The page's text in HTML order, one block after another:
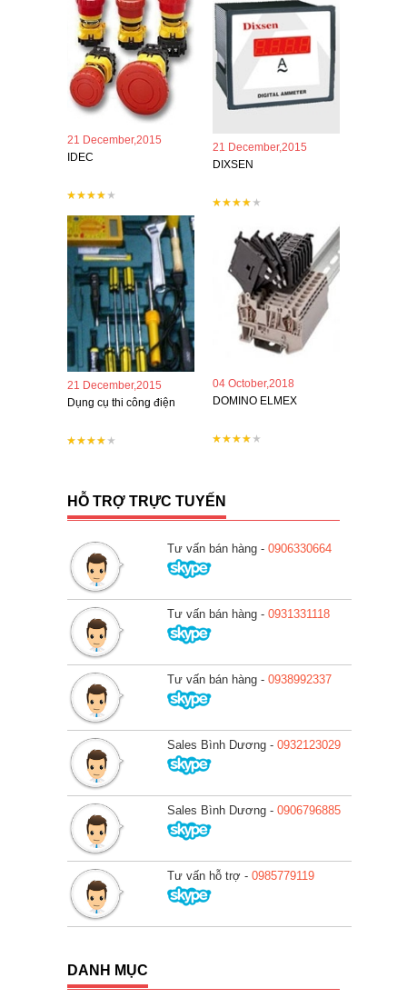
21 December,2015
IDEC
21 December,2015
DIXSEN
21 December,2015
Dụng cụ thi công điện
04 October,2018
DOMINO ELMEX
HỖ TRỢ TRỰC TUYẾN
Tư vấn bán hàng - 0906330664
Tư vấn bán hàng - 0931331118
Tư vấn bán hàng - 0938992337
Sales Bình Dương - 0932123029
Sales Bình Dương - 0906796885
Tư vấn hỗ trợ - 0985779119
DANH MỤC